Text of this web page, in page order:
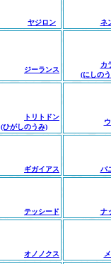
ヤジロン ネ
ジーランス
カ
(にしの
トリトドン
(ひがしのうみ)
ギガイアス バ
テッシード ナ
オノノクス